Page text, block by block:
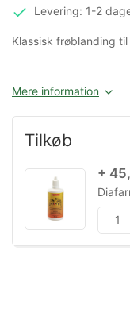
Levering: 1-2
Klassisk frøblanding
Mere information
Tilkøb
+